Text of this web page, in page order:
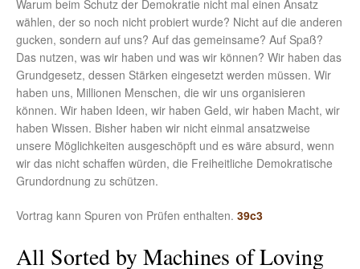
Warum beim Schutz der Demokratie nicht mal einen Ansatz
wählen, der so noch nicht probiert wurde? Nicht auf die anderen
gucken, sondern auf uns? Auf das gemeinsame? Auf Spaß?
Das nutzen, was wir haben und was wir können? Wir haben das
Grundgesetz, dessen Stärken eingesetzt werden müssen. Wir
haben uns, Millionen Menschen, die wir uns organisieren
können. Wir haben Ideen, wir haben Geld, wir haben Macht, wir
haben Wissen. Bisher haben wir nicht einmal ansatzweise
unsere Möglichkeiten ausgeschöpft und es wäre absurd, wenn
wir das nicht schaffen würden, die Freiheitliche Demokratische
Grundordnung zu schützen.
Vortrag kann Spuren von Prüfen enthalten. 39c3
All Sorted by Machines of Loving